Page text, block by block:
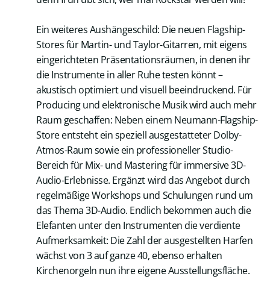
Ein weiteres Aushängeschild: Die neuen Flagship-
Stores für Martin- und Taylor-Gitarren, mit eigens
eingerichteten Präsentationsräumen, in denen ihr
die Instrumente in aller Ruhe testen könnt –
akustisch optimiert und visuell beeindruckend. Für
Producing und elektronische Musik wird auch mehr
Raum geschaffen: Neben einem Neumann-Flagship-
Store entsteht ein speziell ausgestatteter Dolby-
Atmos-Raum sowie ein professioneller Studio-
Bereich für Mix- und Mastering für immersive 3D-
Audio-Erlebnisse. Ergänzt wird das Angebot durch
regelmäßige Workshops und Schulungen rund um
das Thema 3D-Audio. Endlich bekommen auch die
Elefanten unter den Instrumenten die verdiente
Aufmerksamkeit: Die Zahl der ausgestellten Harfen
wächst von 3 auf ganze 40, ebenso erhalten
Kirchenorgeln nun ihre eigene Ausstellungsfläche.